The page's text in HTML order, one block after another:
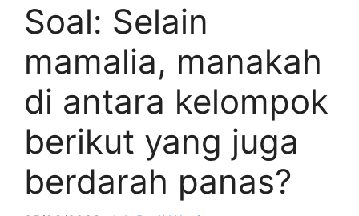
Soal: Selain
mamalia, manakah
di antara kelompok
berikut yang juga
berdarah panas?